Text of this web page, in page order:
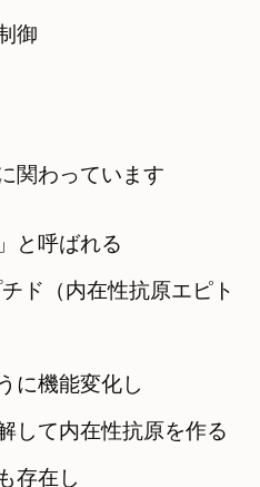
御
関わっています
と呼ばれる
ド（内在性抗原エピト
に機能変化し
して内在性抗原を作る
存在し